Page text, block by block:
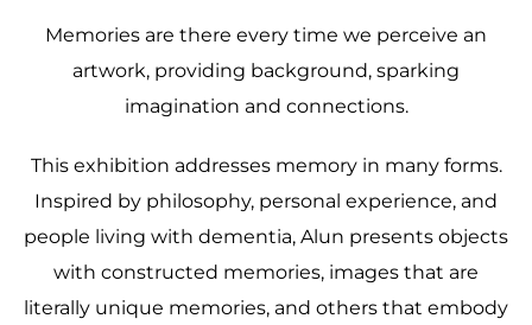
Memories are there every time we perceive an
artwork, providing background, sparking
imagination and connections.
This exhibition addresses memory in many forms.
Inspired by philosophy, personal experience, and
people living with dementia, Alun presents objects
with constructed memories, images that are
literally unique memories, and others that embody